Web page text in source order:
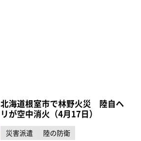
北海道根室市で林野火災 陸自ヘ
リが空中消火（4月17日）
災害派遣 陸の防衛